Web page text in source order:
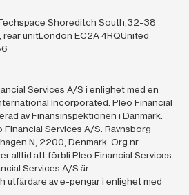
Shoreditch South,32-38
unitLondon EC2A 4RQUnited
Services A/S i enlighet med en
Incorporated. Pleo Financial
av Finansinspektionen i Danmark.
Services A/S: Ravnsborg
N, 2200, Denmark. Org.nr:
alltid att förbli Pleo Financial Services
Services A/S är
utfärdare av e-pengar i enlighet med